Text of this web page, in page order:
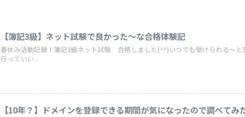
【簿記3級】ネット試験で良かった～な合格体験記
春休み活動記録！簿記3級ネット試験 合格しました(^^)いつでも受けられる～と
行っていい...
【10年？】ドメインを登録できる期間が気になったので調べてみ